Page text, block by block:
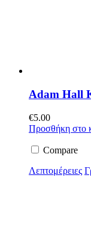
Adam Hall
€5.00
Προσθήκη στο
Compare
Λεπτομέρειες